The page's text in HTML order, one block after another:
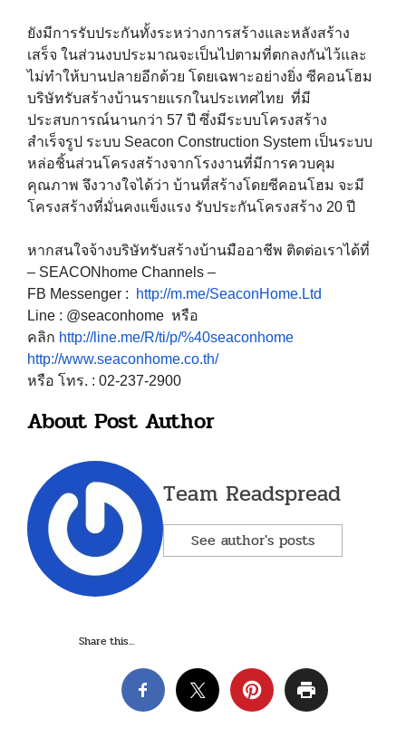
ยังมีการรับประกันทั้งระหว่างการสร้างและหลังสร้าง
เสร็จ ในส่วนงบประมาณจะเป็นไปตามที่ตกลงกันไว้และ
ไม่ทำให้บานปลายอีกด้วย โดยเฉพาะอย่างยิ่ง ซีคอนโฮม
บริษัทรับสร้างบ้านรายแรกในประเทศไทย ที่มี
ประสบการณ์นานกว่า 57 ปี ซึ่งมีระบบโครงสร้าง
สำเร็จรูป ระบบ Seacon Construction System เป็นระบบ
หล่อชิ้นส่วนโครงสร้างจากโรงงานที่มีการควบคุม
คุณภาพ จึงวางใจได้ว่า บ้านที่สร้างโดยซีคอนโฮม จะมี
โครงสร้างที่มั่นคงแข็งแรง รับประกันโครงสร้าง 20 ปี
หากสนใจจ้างบริษัทรับสร้างบ้านมืออาชีพ ติดต่อเราได้ที่
– SEACONhome Channels –
FB Messenger :
http://m.me/SeaconHome.Ltd
Line : @seaconhome หรือ
คลิก http://line.me/R/ti/p/%40seaconhome
http://www.seaconhome.co.th/
หรือ โทร. : 02-237-2900
About Post Author
Team Readspread
See author's posts
Share this...